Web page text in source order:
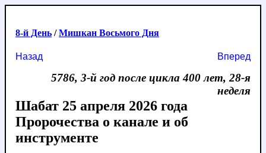
8-й День /Мишкан Восьмого Дня
Назад Вперед
5786, 3-й год после цикла 400 лет, 28-я
неделя
Шабат 25 апреля 2026 года
Пророчества о канале и об
инструменте